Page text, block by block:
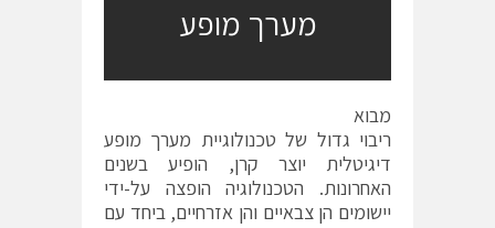
מערך מופע
מבוא
ריבוי גדול של טכנולוגיית מערך מופע
דיגיטלית יוצר קרן, הופיע בשנים
האחרונות. הטכנולוגיה הופצה על-ידי
יישומים הן צבאיים והן אזרחיים, ביחד עם